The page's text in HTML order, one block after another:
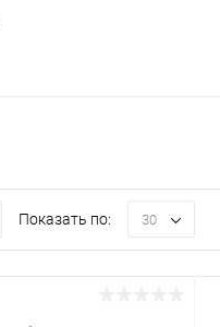
Показать по: 30